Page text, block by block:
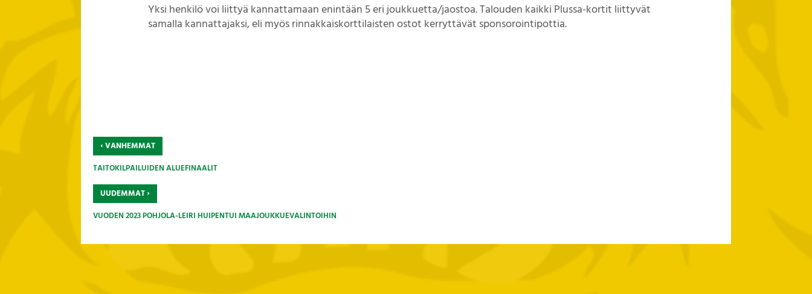
Yksi henkilö voi liittyä kannattamaan enintään 5 eri joukkuetta/jaostoa. Talouden kaikki Plussa-kortit liittyvät
samalla kannattajaksi, eli myös rinnakkaiskorttilaisten ostot kerryttävät sponsorointipottia.
‹VANHEMMAT
TAITOKILPAILUIDEN ALUEFINAALIT
UUDEMMAT›
VUODEN 2023 POHJOLA-LEIRI HUIPENTUI MAAJOUKKUEVALINTOIHIN